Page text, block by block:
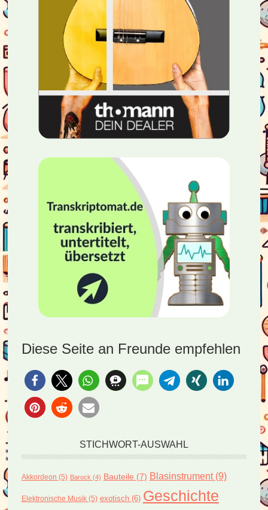
Diese Seite an Freunde empfehlen
STICHWORT-AUSWAHL
Akkordeon (5) Barock (4) Bauteile (7) Blasinstrument(9)
Elektronische Musik(5) exotisch(6) Geschichte